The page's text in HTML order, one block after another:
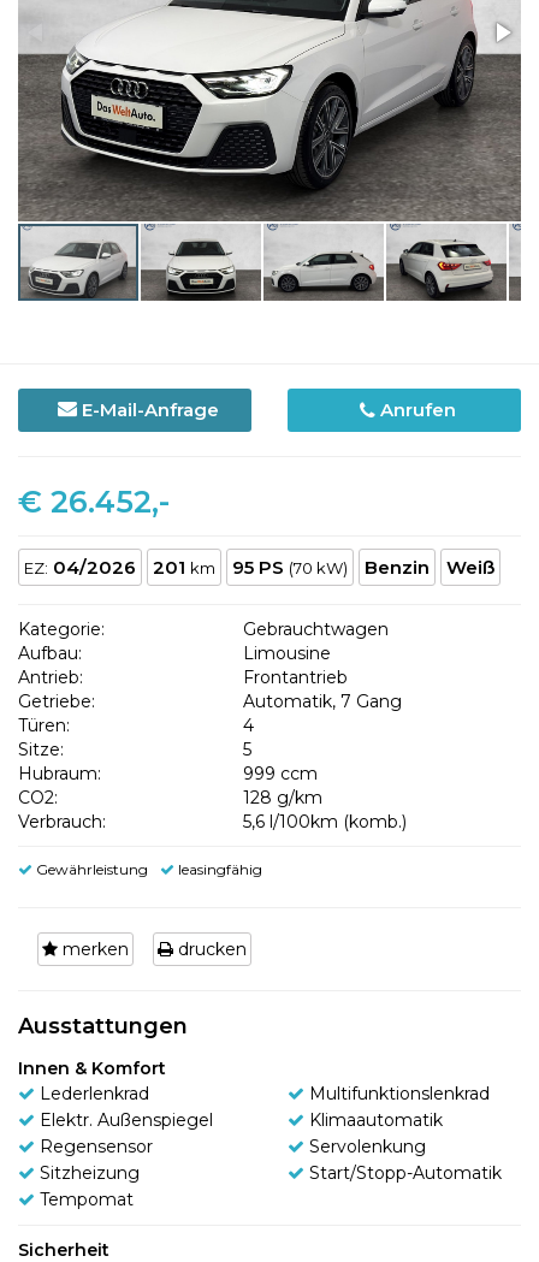
E-Mail-Anfrage Anrufen
€ 26.452,-
EZ: 04/2026 201 km 95 PS (70 kW) Benzin Weiß
Kategorie:
Gebrauchtwagen
Aufbau:
Limousine
Antrieb:
Frontantrieb
Getriebe:
Automatik, 7 Gang
Türen:
4
Sitze:
5
Hubraum:
999 ccm
CO2:
128 g/km
Verbrauch:
5,6 l/100km (komb.)
Gewährleistung leasingfähig
merken drucken
Ausstattungen
Innen & Komfort
Lederlenkrad
Multifunktionslenkrad
Elektr. Außenspiegel
Klimaautomatik
Regensensor
Servolenkung
Sitzheizung
Start/Stopp-Automatik
Tempomat
Sicherheit